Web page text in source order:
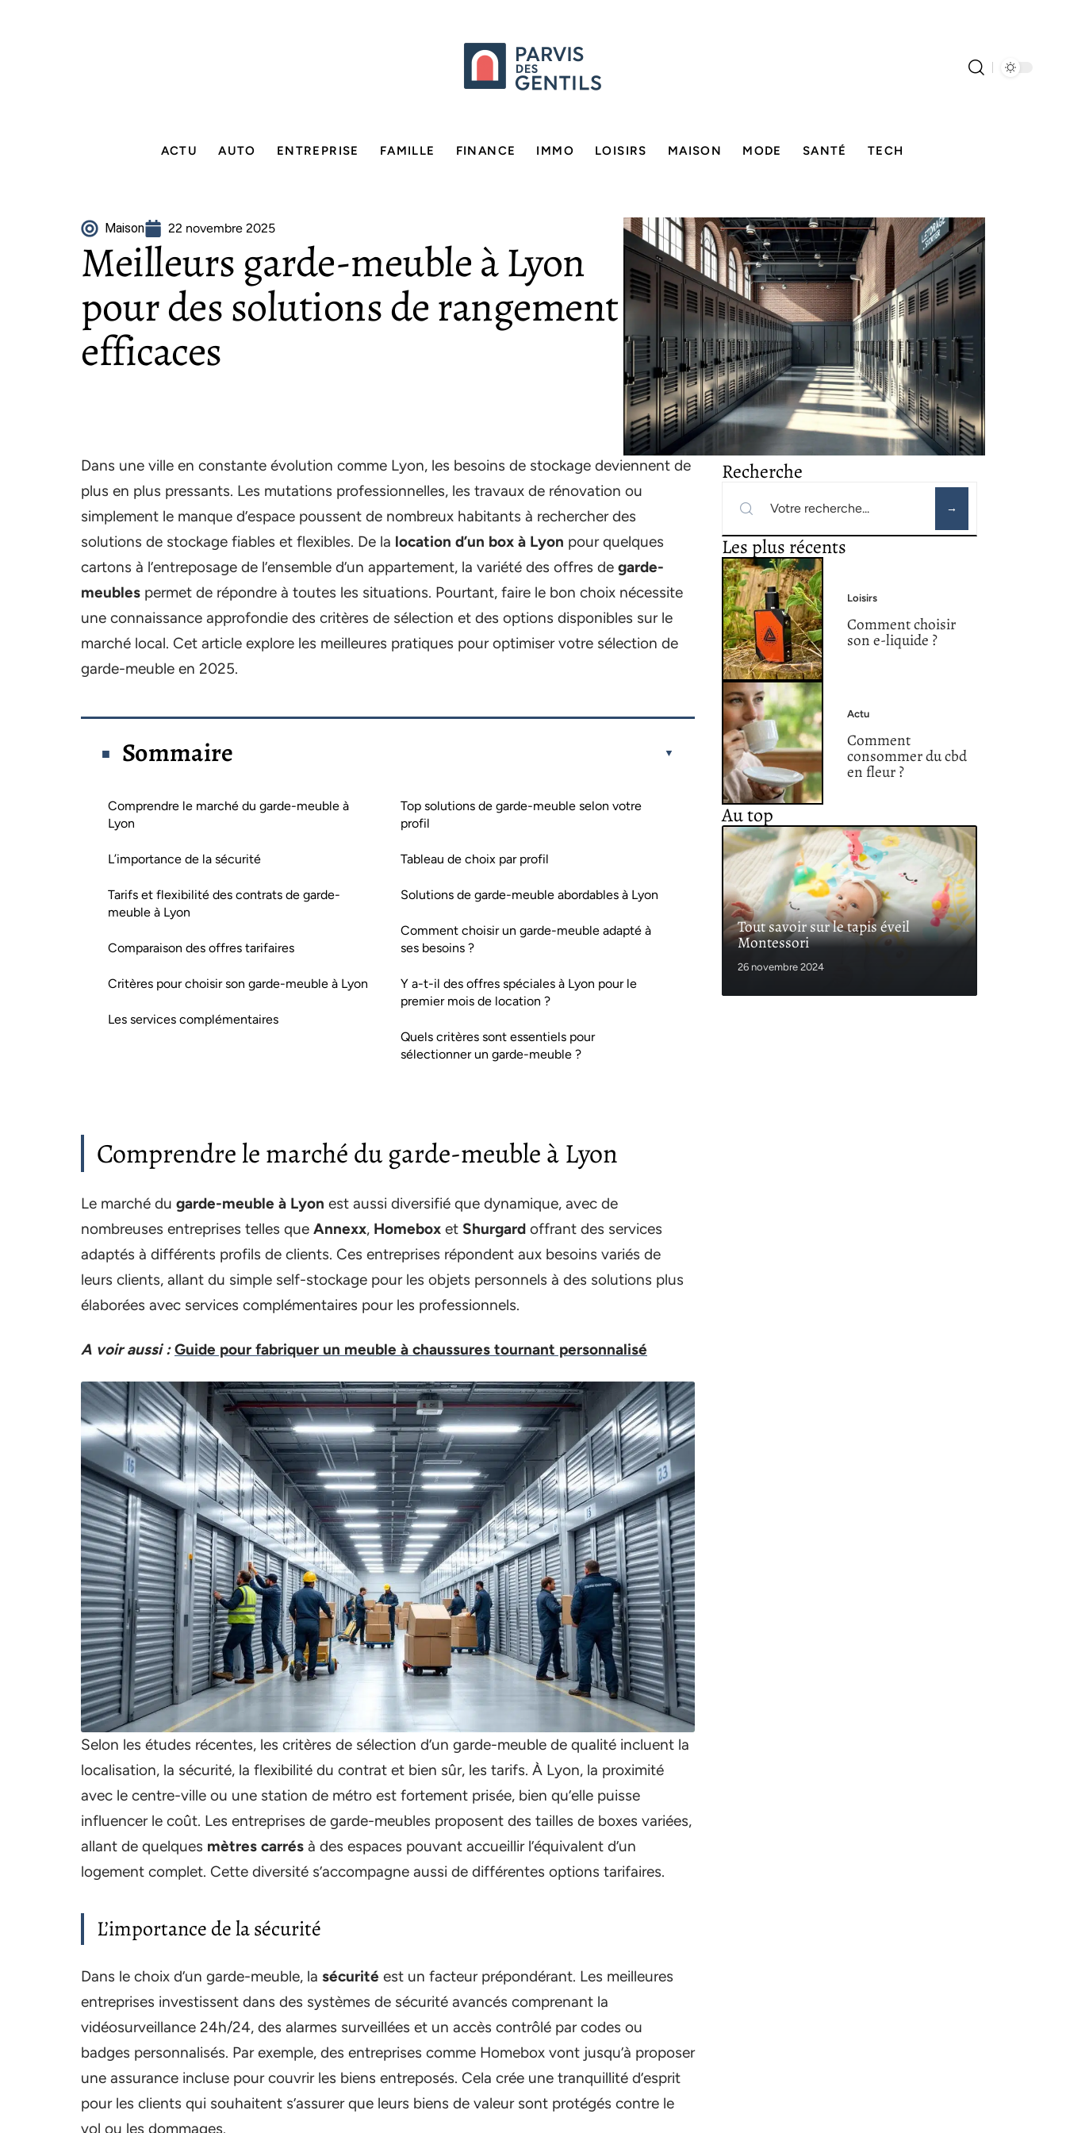
ACTU AUTO ENTREPRISE FAMILLE FINANCE IMMO LOISIRS MAISON MODE SANTÉ TECH
Maison 22 novembre 2025
Meilleurs garde-meuble à Lyon
pour des solutions de rangement
efficaces
Dans une ville en constante évolution comme Lyon, les besoins de stockage deviennent de
plus en plus pressants. Les mutations professionnelles, les travaux de rénovation ou
simplement le manque d’espace poussent de nombreux habitants à rechercher des
solutions de stockage fiables et flexibles. De la location d’un box à Lyon pour quelques
cartons à l’entreposage de l’ensemble d’un appartement, la variété des offres de garde-
meubles permet de répondre à toutes les situations. Pourtant, faire le bon choix nécessite
une connaissance approfondie des critères de sélection et des options disponibles sur le
marché local. Cet article explore les meilleures pratiques pour optimiser votre sélection de
garde-meuble en 2025.
Sommaire
Comprendre le marché du garde-meuble à
Lyon
L’importance de la sécurité
Tarifs et flexibilité des contrats de garde-
meuble à Lyon
Comparaison des offres tarifaires
Critères pour choisir son garde-meuble à Lyon
Les services complémentaires
Top solutions de garde-meuble selon votre
profil
Tableau de choix par profil
Solutions de garde-meuble abordables à Lyon
Comment choisir un garde-meuble adapté à
ses besoins ?
Y a-t-il des offres spéciales à Lyon pour le
premier mois de location ?
Quels critères sont essentiels pour
sélectionner un garde-meuble ?
Comprendre le marché du garde-meuble à Lyon
Le marché du garde-meuble à Lyon est aussi diversifié que dynamique, avec de
nombreuses entreprises telles que Annexx, Homebox et Shurgard offrant des services
adaptés à différents profils de clients. Ces entreprises répondent aux besoins variés de
leurs clients, allant du simple self-stockage pour les objets personnels à des solutions plus
élaborées avec services complémentaires pour les professionnels.
A voir aussi : Guide pour fabriquer un meuble à chaussures tournant personnalisé
Selon les études récentes, les critères de sélection d’un garde-meuble de qualité incluent la
localisation, la sécurité, la flexibilité du contrat et bien sûr, les tarifs. À Lyon, la proximité
avec le centre-ville ou une station de métro est fortement prisée, bien qu’elle puisse
influencer le coût. Les entreprises de garde-meubles proposent des tailles de boxes variées,
allant de quelques mètres carrés à des espaces pouvant accueillir l’équivalent d’un
logement complet. Cette diversité s’accompagne aussi de différentes options tarifaires.
L’importance de la sécurité
Dans le choix d’un garde-meuble, la sécurité est un facteur prépondérant. Les meilleures
entreprises investissent dans des systèmes de sécurité avancés comprenant la
vidéosurveillance 24h/24, des alarmes surveillées et un accès contrôlé par codes ou
badges personnalisés. Par exemple, des entreprises comme Homebox vont jusqu’à proposer
une assurance incluse pour couvrir les biens entreposés. Cela crée une tranquillité d’esprit
pour les clients qui souhaitent s’assurer que leurs biens de valeur sont protégés contre le
vol ou les dommages.
Recherche
Les plus récents
Loisirs
Comment choisir
son e-liquide ?
Actu
Comment
consommer du cbd
en fleur ?
Au top
Tout savoir sur le tapis éveil
Montessori
26 novembre 2024